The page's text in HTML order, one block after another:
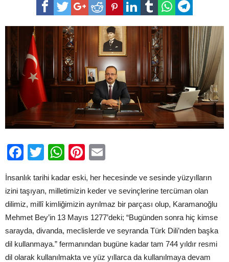
Canbolat’ın
Bayramı
Mesajı
Facebook
TwitterWhatsApp
Pinterest
İnsanlık tarihi kadar eski, her hecesinde ve sesinde yüzyılların
izini taşıyan, milletimizin keder ve sevinçlerine tercüman olan
dilimiz, millî kimliğimizin ayrılmaz bir parçası olup, Karamanoğlu
Mehmet Bey’in 13 Mayıs 1277’deki; “Bugünden sonra hiç kimse
sarayda, divanda, meclislerde ve seyranda Türk Dili’nden başka
dil kullanmaya.” fermanından bugüne kadar tam 744 yıldır resmi
dil olarak kullanılmakta ve yüz yıllarca da kullanılmaya devam